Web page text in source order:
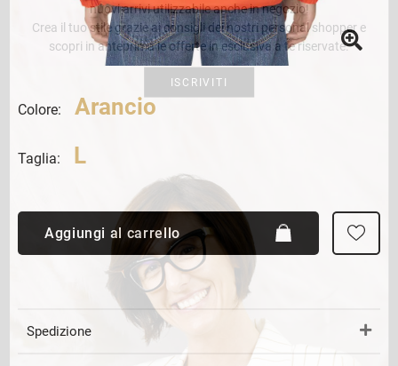
Colore: Arancio
Taglia: L
Aggiungi al carrello
Spedizione
nuovi arrivi utilizzabile anche in negozio!
Crea il tuo stile grazie ai consigli dei nostri personal shopper e
scopri in anteprima le offerte in esclusiva a te riservate.
ISCRIVITI